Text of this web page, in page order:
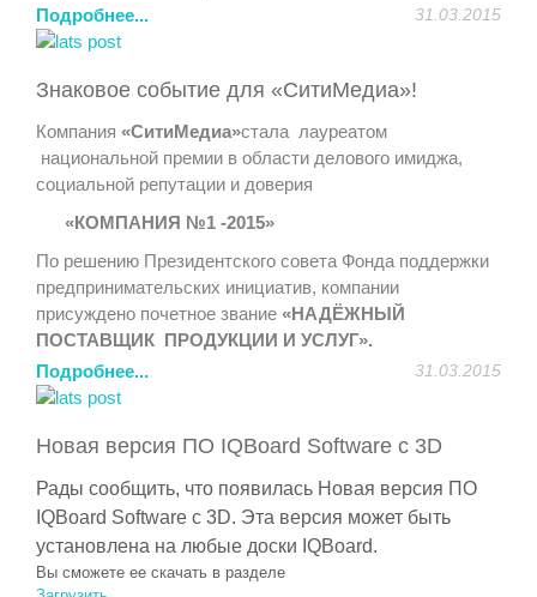
количества участников.
для организаций и участников. Мероприятия Форума
«круглых столов», дискуссионных клубов, заседаний
секций, будет организована стендовая экспозиция.
http://itforum2020.ru/?id=6595
Компания «СитиМедиа» (http://sitimedia.ru) является
техническим партнером данного мероприятия.
Приглашаем посетить стенд компании «СитиМедиа
на котором мы представим новейшие интерактивные
системы и оборудование:
- интерактивный стол
обучению, совместной работе, доступная цена и
- 4К панельEliteBoardUHDLH -84UT 6Качество
картинки и необъятные возможности применения в
образовательном процессе, в сфере рекламы, в
качестве демонстрационного оборудования, не оставит
Подробнее... 31.03.2015
Знаковое событие для «СитиМедиа»!
Компания «СитиМедиа»стала лауреатом
национальной премии в области делового имиджа,
социальной репутации и доверия
«КОМПАНИЯ №1 -2015»
По решению Президентского совета Фонда поддержки
предпринимательских инициатив, компании
присуждено почетное звание «НАДЁЖНЫЙ
ПОСТАВЩИК ПРОДУКЦИИ И УСЛУГ».
Лауреаты Премии включены в Федеральный Реестр
Надежных компаний, сформированного для органов
потребительского сектора России.
Успехи компании были бы невозможны без
внимательного и лояльного отношения к запросам
клиентов, высокой ответственности и
профессионализма.
Подробнее... 31.03.2015
Новая версия ПО IQBoard Software с 3D
Рады сообщить, что появилась Новая версия ПО
IQBoard Software с 3D. Эта версия может быть
установлена на любые доски IQBoard.
Вы сможете ее скачать в разделе